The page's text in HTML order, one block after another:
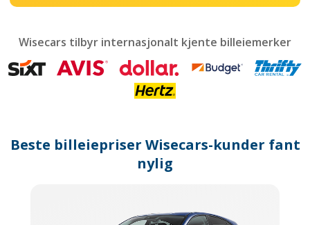
mark
to
get
changing
Wisecars tilbyr internasjonalt kjente billeiemerker
Beste billeiepriser Wisecars-kunder fant
nylig